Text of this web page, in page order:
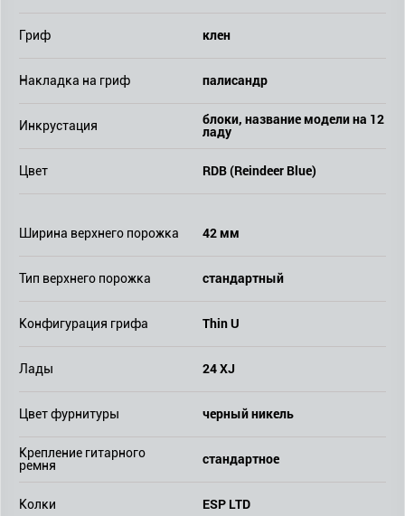
Гриф клен
Накладка на гриф палисандр
Инкрустация блоки, название модели на 12
ладу
Цвет RDB (Reindeer Blue)
Ширина верхнего порожка 42 мм
Тип верхнего порожка стандартный
Конфигурация грифа Thin U
Лады 24 XJ
Цвет фурнитуры черный никель
Крепление гитарного
ремня
стандартное
Колки ESP LTD